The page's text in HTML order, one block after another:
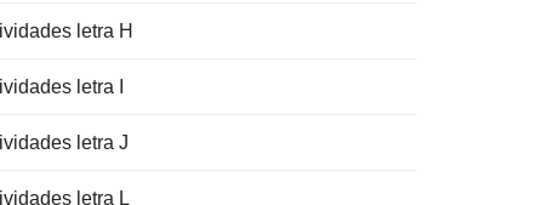
letra H
letra I
letra J
letra L